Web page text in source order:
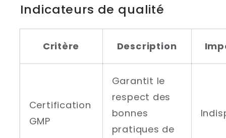
Indicateurs de qualité
Critère Description
Certification
GMP
Garantit le
respect des
bonnes
pratiques de